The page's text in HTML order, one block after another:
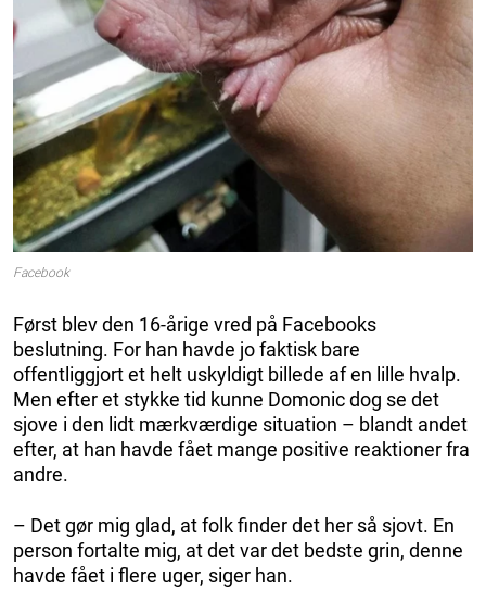
Facebook
Først blev den 16-årige vred på Facebooks
beslutning. For han havde jo faktisk bare
offentliggjort et helt uskyldigt billede af en lille hvalp.
Men efter et stykke tid kunne Domonic dog se det
sjove i den lidt mærkværdige situation – blandt andet
efter, at han havde fået mange positive reaktioner fra
andre.
– Det gør mig glad, at folk finder det her så sjovt. En
person fortalte mig, at det var det bedste grin, denne
havde fået i flere uger, siger han.